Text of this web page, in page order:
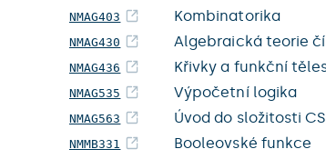
NMAG403 Kombinatorika
NMAG430 Algebraická teorie
NMAG436 Křivky a funkční
NMAG535 Výpočetní logika
NMAG563 Úvod do složitosti
NMMB331 Booleovské funkce